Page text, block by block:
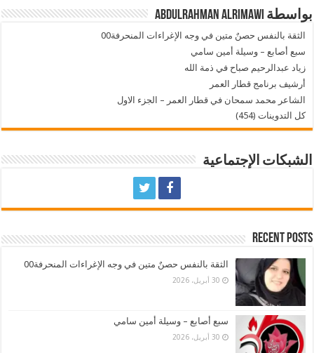
بواسطة Abdulrahman AlRimawi
الثقة بالنفس حصنٌ متين في وجه الإغراءات المنحرفة00
سبع أصابع – وسيلة أمين سامي
زياد عبدالرحيم صباح في ذمة الله
أرشيف برنامج قطار العمر
الشاعر محمد سمحان في قطار العمر – الجزء الاول
كل التدوينات (454)
الشبكات الإجتماعية
Recent Posts
الثقة بالنفس حصنٌ متين في وجه الإغراءات المنحرفة00
30 أبريل، 2026
سبع أصابع – وسيلة أمين سامي
30 أبريل، 2026